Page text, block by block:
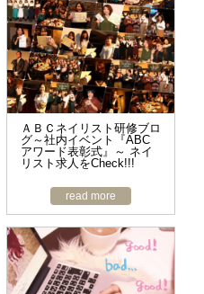
ＡＢＣネイリスト研修ブロ
グ～社内イベント『ABC
アワード表彰式』～ ネイ
リスト求人をCheck!!!
read more